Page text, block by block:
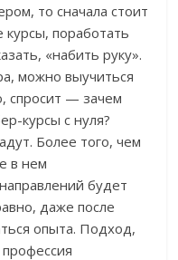
то сначала стоит
поработать
«набить руку».
можно выучиться
спросит — зачем
курсы с нуля?
Более того, чем
в нем
будет
даже после
опыта. Подход,